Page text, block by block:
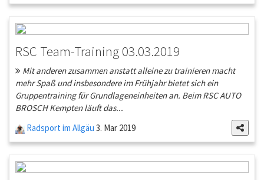
RSC Team-Training 03.03.2019
Mit anderen zusammen anstatt alleine zu trainieren macht
mehr Spaß und insbesondere im Frühjahr bietet sich ein
Gruppentraining für Grundlageneinheiten an. Beim RSC AUTO
BROSCH Kempten läuft das...
Radsport im Allgäu 3. Mar 2019